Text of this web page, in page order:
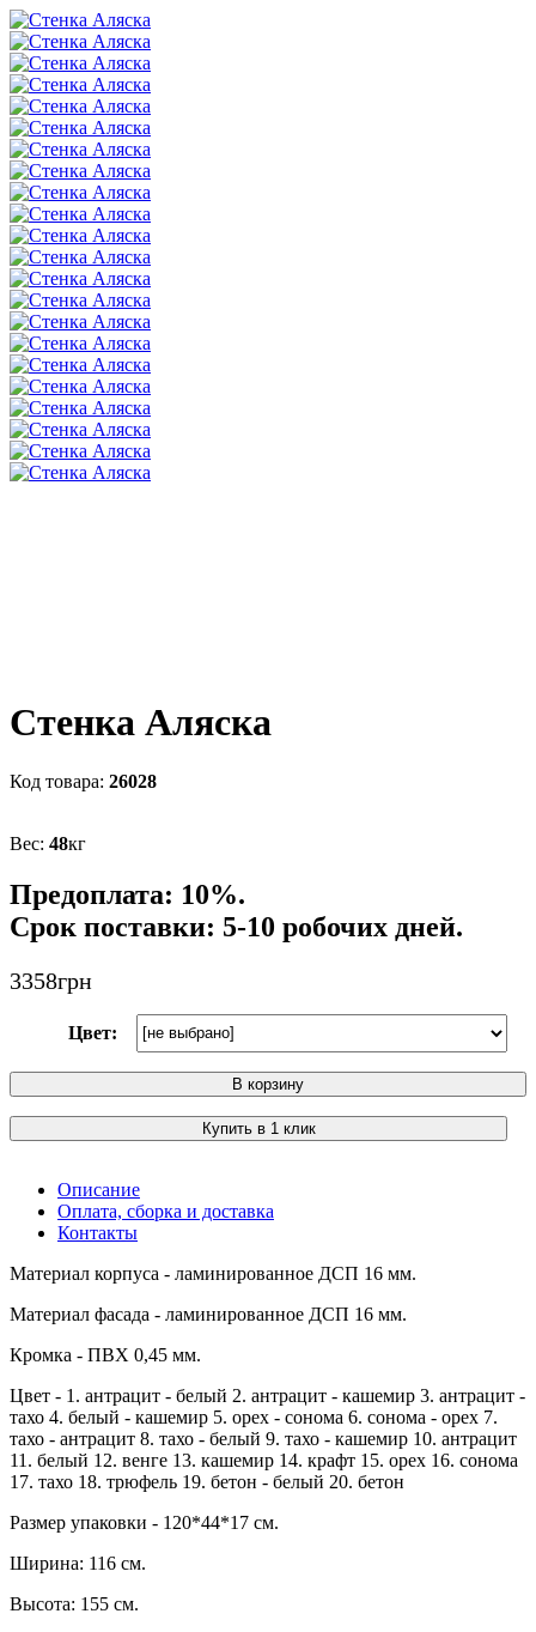
Cтенка Аляска
26028
48кг
Предоплата: 10%.
Срок поставки: 5-10 робочих дней.
3358грн
Цвет:
В корзину
Купить в 1 клик
Описание
Оплата, сборка и доставка
Контакты
Материал корпуса - ламинированное ДСП 16 мм.
Материал фасада - ламинированное ДСП 16 мм.
Кромка - ПВХ 0,45 мм.
Цвет - 1. антрацит - белый 2. антрацит - кашемир 3. антрацит -
тахо 4. белый - кашемир 5. орех - сонома 6. сонома - орех 7.
тахо - антрацит 8. тахо - белый 9. тахо - кашемир 10. антрацит
11. белый 12. венге 13. кашемир 14. крафт 15. орех 16. сонома
17. тахо 18. трюфель 19. бетон - белый 20. бетон
Размер упаковки - 120*44*17 см.
Ширина: 116 см.
Высота: 155 см.